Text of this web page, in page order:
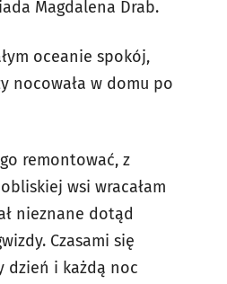
Magdalena Drab.
oceanie spokój,
nocowała w domu po
remontować, z
wsi wracałam
nieznane dotąd
Czasami się
dzień i każdą noc